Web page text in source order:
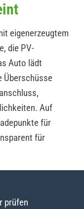
eigenerzeugtem
die PV-
Auto lädt
Überschüsse
Auf
für
für
prüfen